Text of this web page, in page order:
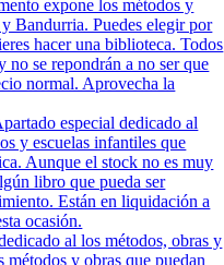
expone los métodos y
Bandurria. Puedes elegir por
hacer una biblioteca. Todos
no se repondrán a no ser que
normal. Aprovecha la
especial dedicado al
y escuelas infantiles que
Aunque el stock no es muy
libro que pueda ser
Están en liquidación a
ocasión.
al los métodos, obras y
y obras que puedan